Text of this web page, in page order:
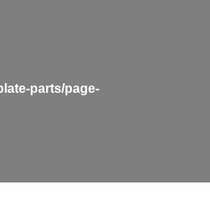
parts/page-